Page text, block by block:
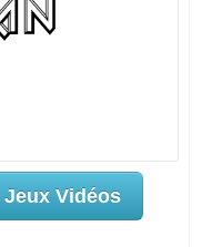
Jeux Vidéos